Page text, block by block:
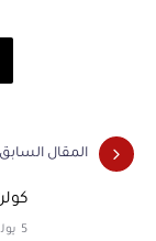
المقال السابق
5 يوليو، 2014